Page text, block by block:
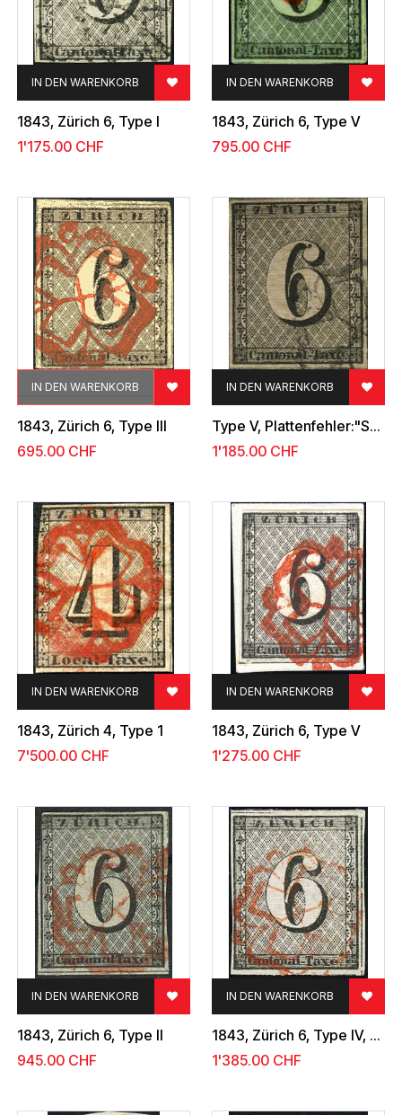
1843, Zürich 6, Type I
IN DEN WARENKORB
1'175.00 CHF
1843, Zürich 6, Type V
IN DEN WARENKORB
795.00CHF
1843, Zürich 6, Type III
IN DEN WARENKORB
695.00 CHF
Type V, Plattenfehler:"Schwarzer Punkt im Kopf der 6"
IN DEN WARENKORB
1'185.00CHF
1843, Zürich 4, Type 1
IN DEN WARENKORB
7'500.00 CHF
1843, Zürich 6, Type V
IN DEN WARENKORB
1'275.00CHF
1843, Zürich 6, Type II
IN DEN WARENKORB
945.00 CHF
1843, Zürich 6, Type IV, 59.Marke
IN DEN WARENKORB
1'385.00CHF